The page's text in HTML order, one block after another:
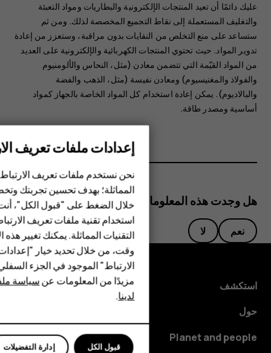
الهواتف الذكية
الهواتف المميزة
الأكسسوارات
HMD Terra M
HMD Watch
للأعمال
عليك دائمًا أن تعيد المنتجات الإلكترونية والبطاريات ومواد التعبئة
والتغليف المستعملة إلى نقاط التجميع المخصصة لذلك. ومن ثم
ستساعد على منع التخلص من النفايات بدون مراقبة، وستعزز من إعادة
تدوير المواد. حيث تحتوي المنتجات الكهربائية والإلكترونية على العديد
من المواد القيّمة التي تتضمن معادن (مثل، النحاس والألومنيوم
والفولاذ والمغنيسيوم) ومعادن نفيسة (مثل، الذهب والفضة
والبالاديوم). ‏‫‏‫يمكن إعادة استخدام كل المواد الخاصة بالجهاز كمواد
أساسية ومصدر طاقة.‬‬
هل وجدت هذه المعلومات مفيدة؟
نعم لا
استكشف
حول
Planet and people
إعدادات ملفات تعريف
نحن نستخدم ملفات تعريف
المماثلة؛ بهدف تحسين تجربتك
خلال الضغط على "قبول الكل"،
استخدام تقنية ملفات تعريف
التقنيات المماثلة. يمكنك تغيير
وقت، من خلال تحديد خيار
الارتباط" الموجود في الجزء
مزيدًا من المعلومات عنسياسة
لدينا.
إدارة التفضيلات قبول الكل